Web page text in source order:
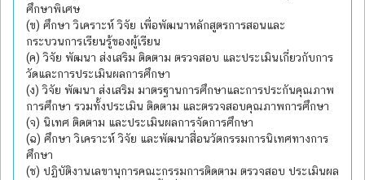
ศึกษาพิเศษ
(ข) ศึกษา วิเคราะห์ วิจัย เพื่อพัฒนาหลักสูตรการสอนและ
กระบวนการเรียนรู้ของผู้เรียน
(ค) วิจัย พัฒนา ส่งเสริม ติดตาม ตรวจสอบ และประเมินเกี่ยวกับการ
วัดและการประเมินผลการศึกษา
(ง) วิจัย พัฒนา ส่งเสริม มาตรฐานการศึกษาและการประกันคุณภาพ
การศึกษา รวมทั้งประเมิน ติดตาม และตรวจสอบคุณภาพการศึกษา
(จ) นิเทศ ติดตาม และประเมินผลการจัดการศึกษา
(ฉ) ศึกษา วิเคราะห์ วิจัย และพัฒนาสื่อนวัตกรรมการนิเทศทางการ
ศึกษา
(ช) ปฏิบัติงานเลขานุการคณะกรรมการติดตาม ตรวจสอบ ประเมินผล